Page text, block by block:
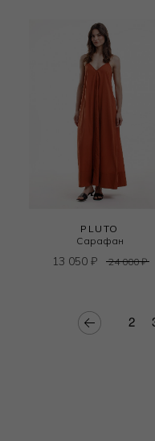
PLUTO
Сарафан
13 050 ₽ 24 000₽
2